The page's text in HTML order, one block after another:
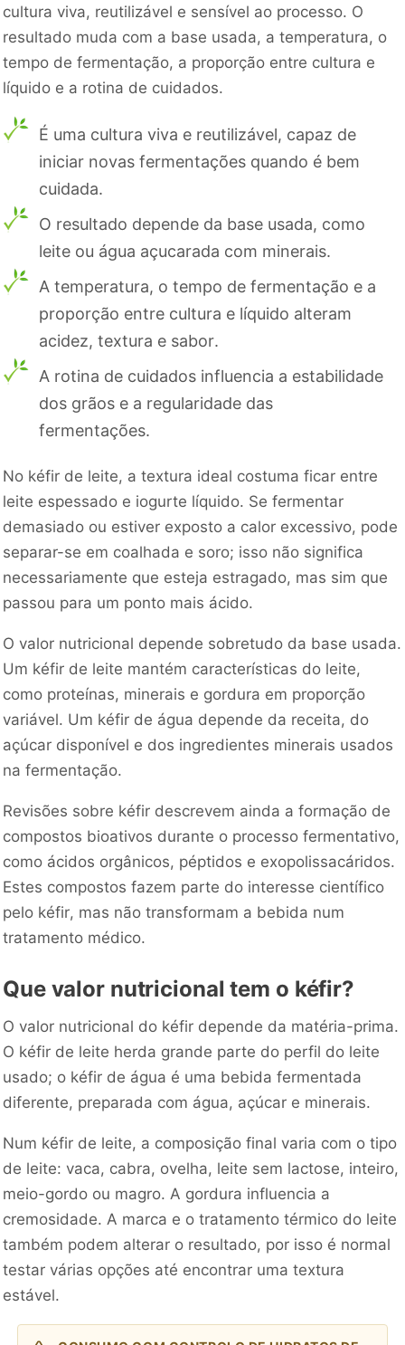
cultura viva, reutilizável e sensível ao processo. O
resultado muda com a base usada, a temperatura, o
tempo de fermentação, a proporção entre cultura e
líquido e a rotina de cuidados.
É uma cultura viva e reutilizável, capaz de
iniciar novas fermentações quando é bem
cuidada.
O resultado depende da base usada, como
leite ou água açucarada com minerais.
A temperatura, o tempo de fermentação e a
proporção entre cultura e líquido alteram
acidez, textura e sabor.
A rotina de cuidados influencia a estabilidade
dos grãos e a regularidade das
fermentações.
No kéfir de leite, a textura ideal costuma ficar entre
leite espessado e iogurte líquido. Se fermentar
demasiado ou estiver exposto a calor excessivo, pode
separar-se em coalhada e soro; isso não significa
necessariamente que esteja estragado, mas sim que
passou para um ponto mais ácido.
O valor nutricional depende sobretudo da base usada.
Um kéfir de leite mantém características do leite,
como proteínas, minerais e gordura em proporção
variável. Um kéfir de água depende da receita, do
açúcar disponível e dos ingredientes minerais usados
na fermentação.
Revisões sobre kéfir descrevem ainda a formação de
compostos bioativos durante o processo fermentativo,
como ácidos orgânicos, péptidos e exopolissacáridos.
Estes compostos fazem parte do interesse científico
pelo kéfir, mas não transformam a bebida num
tratamento médico.
Que valor nutricional tem o kéfir?
O valor nutricional do kéfir depende da matéria-prima.
O kéfir de leite herda grande parte do perfil do leite
usado; o kéfir de água é uma bebida fermentada
diferente, preparada com água, açúcar e minerais.
Num kéfir de leite, a composição final varia com o tipo
de leite: vaca, cabra, ovelha, leite sem lactose, inteiro,
meio-gordo ou magro. A gordura influencia a
cremosidade. A marca e o tratamento térmico do leite
também podem alterar o resultado, por isso é normal
testar várias opções até encontrar uma textura
estável.